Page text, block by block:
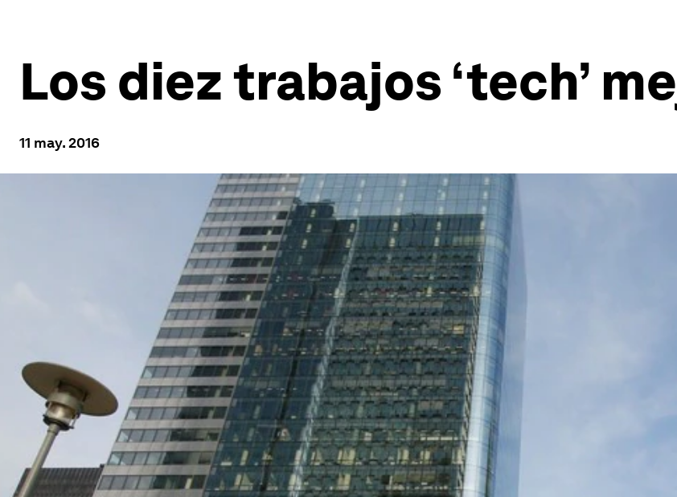
Los diez trabajos ‘tech’
11 may. 2016